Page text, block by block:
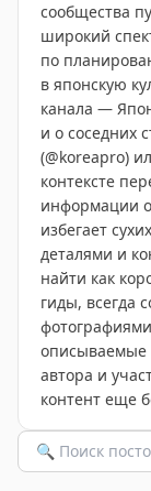
сообщества
широкий
по
в японскую
канала —
и о соседних
(@koreapro)
контексте
информации
избегает
деталями и
найти как
гиды, всегда
описываемые
автора и
контент еще